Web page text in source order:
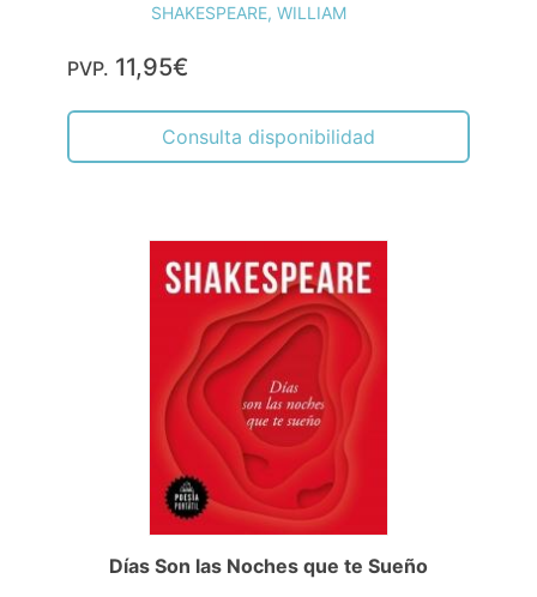
SHAKESPEARE, WILLIAM
PVP. 11,95€
Consulta disponibilidad
Días Son las Noches que te Sueño